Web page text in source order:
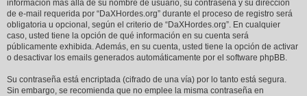
información más allá de su nombre de usuario, su contraseña y su dirección
de e-mail requerida por “DaXHordes.org” durante el proceso de registro será
obligatoria u opcional, según el criterio de “DaXHordes.org”. En cualquier
caso, usted tiene la opción de qué información en su cuenta será
públicamente exhibida. Además, en su cuenta, usted tiene la opción de activar
o desactivar los emails generados automáticamente por el software phpBB.
Su contraseña está encriptada (cifrado de una vía) por lo tanto está segura.
Sin embargo, se recomienda que no emplee la misma contraseña en